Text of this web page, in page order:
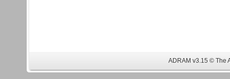
ADRAM v3.15 © The